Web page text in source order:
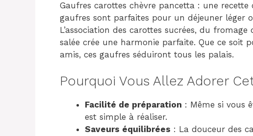
Gaufres carottes chèvre pancetta : une recette
gaufres sont parfaites pour un déjeuner léger
L’association des carottes sucrées, du
salée crée une harmonie parfaite. Que ce soit
amis, ces gaufres séduiront tous les palais.
Pourquoi Vous Allez Adorer
Facilité de préparation : Même si vous
est simple à réaliser.
Saveurs équilibrées : La douceur des